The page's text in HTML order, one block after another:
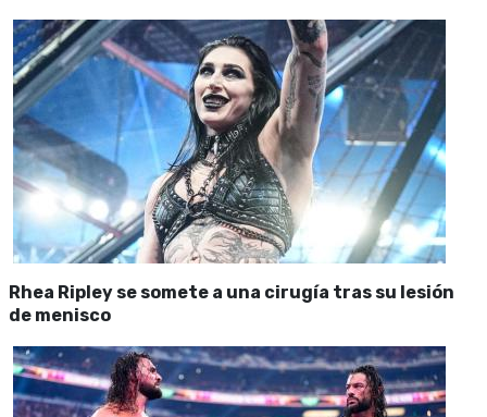
Rhea Ripley se somete a una cirugía tras su lesión
de menisco